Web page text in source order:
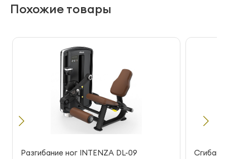
Похожие товары
Разгибание ног INTENZA DL-09